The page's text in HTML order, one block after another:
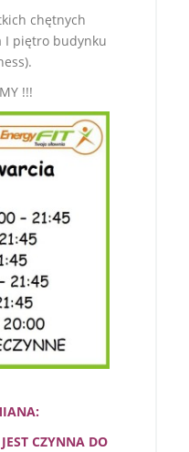
chętnych
I piętro budynku
!!!
CZYNNA DO